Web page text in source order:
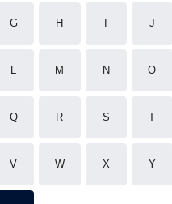
G H J
L M N O
Q R S T
V W X Y